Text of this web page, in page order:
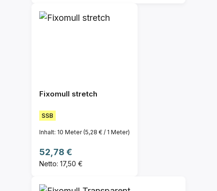
Fixomull stretch
SSB
Inhalt: 10 Meter(5,28 € / 1 Meter)
Regulärer Preis:
52,78 €
Netto: 17,50 €